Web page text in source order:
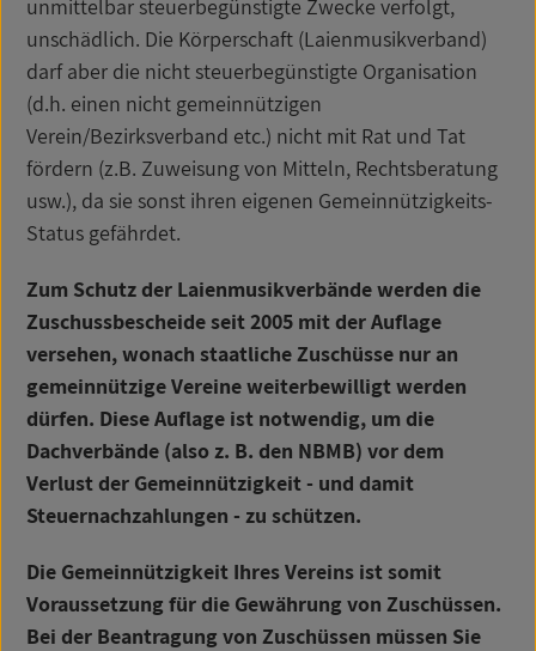
unmittelbar steuerbegünstigte Zwecke verfolgt,
unschädlich. Die Körperschaft (Laienmusikverband)
darf aber die nicht steuerbegünstigte Organisation
(d.h. einen nicht gemeinnützigen
Verein/Bezirksverband etc.) nicht mit Rat und Tat
fördern (z.B. Zuweisung von Mitteln, Rechtsberatung
usw.), da sie sonst ihren eigenen Gemeinnützigkeits-
Status gefährdet.
Zum Schutz der Laienmusikverbände werden die
Zuschussbescheide seit 2005 mit der Auflage
versehen, wonach staatliche Zuschüsse nur an
gemeinnützige Vereine weiterbewilligt werden
dürfen. Diese Auflage ist notwendig, um die
Dachverbände (also z. B. den NBMB) vor dem
Verlust der Gemeinnützigkeit - und damit
Steuernachzahlungen - zu schützen.
Die Gemeinnützigkeit Ihres Vereins ist somit
Voraussetzung für die Gewährung von Zuschüssen.
Bei der Beantragung von Zuschüssen müssen Sie